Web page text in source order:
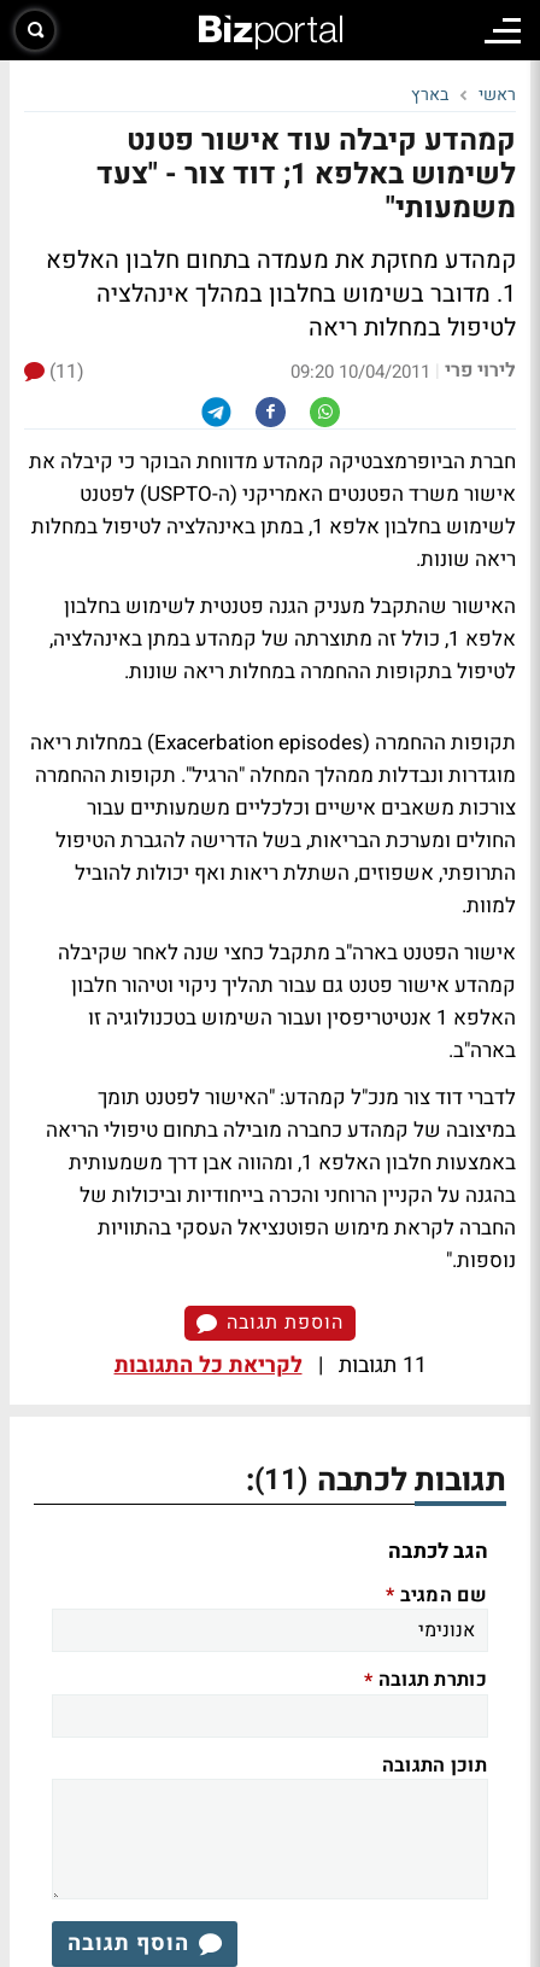
ראשי בארץ
קמהדע קיבלה עוד אישור פטנט
לשימוש באלפא 1; דוד צור - "צעד
משמעותי"
קמהדע מחזקת את מעמדה בתחום חלבון האלפא
1. מדובר בשימוש בחלבון במהלך אינהלציה
לטיפול במחלות ריאה
לירוי פרי |
10/04/2011 09:20
(11)
חברת הביופרמצבטיקה קמהדע מדווחת הבוקר כי קיבלה את
אישור משרד הפטנטים האמריקני (ה-USPTO) לפטנט
לשימוש בחלבון אלפא 1, במתן באינהלציה לטיפול במחלות
ריאה שונות.
האישור שהתקבל מעניק הגנה פטנטית לשימוש בחלבון
אלפא 1, כולל זה מתוצרתה של קמהדע במתן באינהלציה,
לטיפול בתקופות ההחמרה במחלות ריאה שונות.
תקופות ההחמרה (Exacerbation episodes) במחלות ריאה
מוגדרות ונבדלות ממהלך המחלה "הרגיל". תקופות ההחמרה
צורכות משאבים אישיים וכלכליים משמעותיים עבור
החולים ומערכת הבריאות, בשל הדרישה להגברת הטיפול
התרופתי, אשפוזים, השתלת ריאות ואף יכולות להוביל
למוות.
אישור הפטנט בארה"ב מתקבל כחצי שנה לאחר שקיבלה
קמהדע אישור פטנט גם עבור תהליך ניקוי וטיהור חלבון
האלפא 1 אנטיטריפסין ועבור השימוש בטכנולוגיה זו
בארה"ב.
לדברי דוד צור מנכ"ל קמהדע: "האישור לפטנט תומך
במיצובה של קמהדע כחברה מובילה בתחום טיפולי הריאה
באמצעות חלבון האלפא 1, ומהווה אבן דרך משמעותית
בהגנה על הקניין הרוחני והכרה בייחודיות וביכולות של
החברה לקראת מימוש הפוטנציאל העסקי בהתוויות
נוספות."
הוספת תגובה
11 תגובות | לקריאת כל התגובות
תגובות לכתבה (11)
:
הגב לכתבה
שם המגיב *
כותרת תגובה *
תוכן התגובה
הוסף תגובה